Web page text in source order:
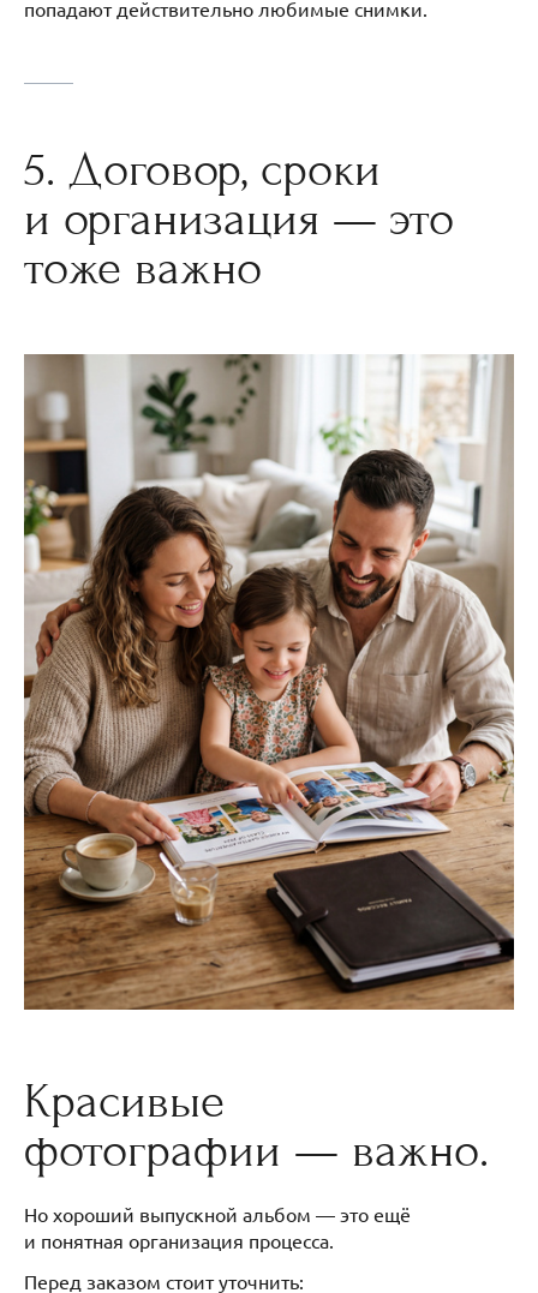
попадают действительно любимые снимки.
5. Договор, сроки
и организация — это
тоже важно
Красивые
фотографии — важно.
Но хороший выпускной альбом — это ещё
и понятная организация процесса.
Перед заказом стоит уточнить: